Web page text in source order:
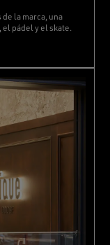
la marca, una
pádel y el skate.